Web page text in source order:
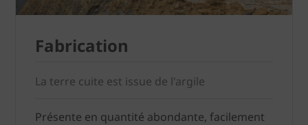
Fabrication
La terre cuite est issue de l'argile
Présente en quantité abondante, facilement